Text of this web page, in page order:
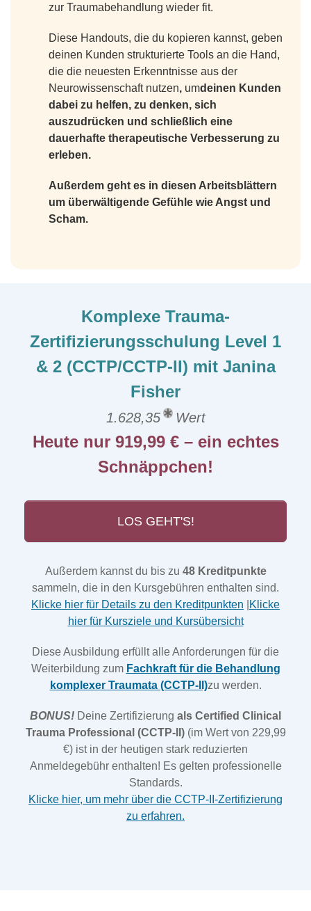
zur Traumabehandlung wieder fit.
Diese Handouts, die du kopieren kannst, geben
deinen Kunden strukturierte Tools an die Hand,
die die neuesten Erkenntnisse aus der
Neurowissenschaft nutzen, umdeinen Kunden
dabei zu helfen, zu denken, sich
auszudrücken und schließlich eine
dauerhafte therapeutische Verbesserung zu
erleben.
Außerdem geht es in diesen Arbeitsblättern
um überwältigende Gefühle wie Angst und
Scham.
Komplexe Trauma-
Zertifizierungsschulung Level 1
& 2 (CCTP/CCTP-II) mit Janina
Fisher
1.628,35 Wert
Heute nur 919,99 € – ein echtes
Schnäppchen!
LOS GEHT'S!
Außerdem kannst du bis zu 48 Kreditpunkte
sammeln, die in den Kursgebühren enthalten sind.
Klicke hier für Details zu den Kreditpunkten
Klicke
hier für Kursziele und Kursübersicht
Diese Ausbildung erfüllt alle Anforderungen für die
Weiterbildung zum Fachkraft für die Behandlung
komplexer Traumata (CCTP-II)zu werden.
BONUS! Deine Zertifizierung als Certified Clinical
Trauma Professional (CCTP-II)(im Wert von 229,99
€) ist in der heutigen stark reduzierten
Anmeldegebühr enthalten! Es gelten professionelle
Standards.
Klicke hier, um mehr über die CCTP-II-Zertifizierung
zu erfahren.